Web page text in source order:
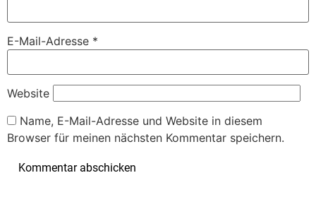
E-Mail-Adresse *
Website
Name, E-Mail-Adresse und Website in diesem
Browser für meinen nächsten Kommentar speichern.